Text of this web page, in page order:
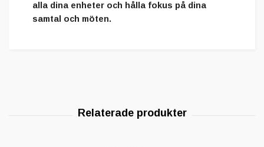
alla dina enheter och hålla fokus på dina
samtal och möten.